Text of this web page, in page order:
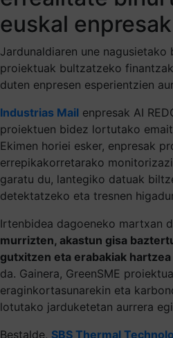
euskal enpresak
Jardunaldiaren une
proiektuak bultzatzeko
duten enpresen esperientzien
Industrias Mail enpresak AI
proiektuen bidez lortutako
Ekimen horiei esker, enpresak
errepikakorretarako
garatu du, lantegiko datuak
detektatzeko eta tresnen
Irtenbidea dagoeneko martxan
murrizten, akastun gisa
gutxitzen eta erabakiak
da. Gainera, GreenSME
eraginkortasunarekin eta
lotutako jarduketetan aurrera
Bestalde, SBS Thermal